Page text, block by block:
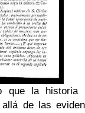
que la historia
de las